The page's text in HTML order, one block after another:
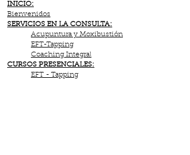
INICIO:
Bienvenidos
SERVICIOS EN LA CONSULTA:
Acupuntura y Moxibustión
EFT-Tapping
Coaching Integral
CURSOS PRESENCIALES:
EFT - Tapping